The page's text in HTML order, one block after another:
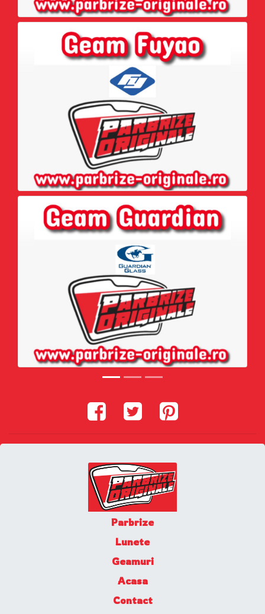
Parbrize
Lunete
Geamuri
Acasa
Contact